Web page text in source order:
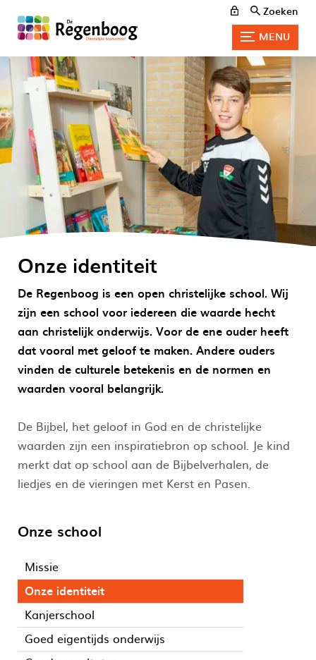
Zoeken
MENU
Onze identiteit
De Regenboog is een open christelijke school. Wij
zijn een school voor iedereen die waarde hecht
aan christelijk onderwijs. Voor de ene ouder heeft
dat vooral met geloof te maken. Andere ouders
vinden de culturele betekenis en de normen en
waarden vooral belangrijk.
De Bijbel, het geloof in God en de christelijke
waarden zijn een inspiratiebron op school. Je kind
merkt dat op school aan de Bijbelverhalen, de
liedjes en de vieringen met Kerst en Pasen.
Onze school
Missie
Onze identiteit
Kanjerschool
Goed eigentijds onderwijs